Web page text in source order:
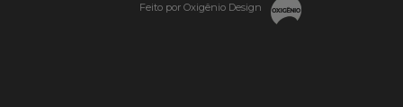
Feito por Oxigênio Design